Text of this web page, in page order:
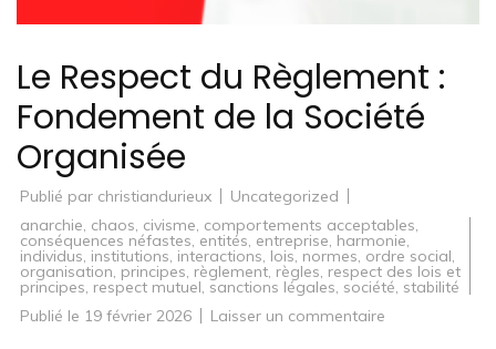
Le Respect du Règlement :
Fondement de la Société
Organisée
Publié par christiandurieux
Uncategorized
anarchie, chaos, civisme, comportements acceptables,
conséquences néfastes, entités, entreprise, harmonie,
individus, institutions, interactions, lois, normes, ordre social,
organisation, principes, règlement, règles, respect des lois et
principes, respect mutuel, sanctions légales, société, stabilité
Publié le 19 février 2026 Laisser un commentaire